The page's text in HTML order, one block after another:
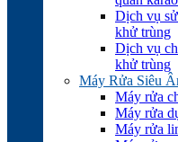
Dịch vụ
khử trùng
Dịch vụ
khử trùng
Máy Rửa Siêu
Máy rửa
Máy rửa
Máy rửa